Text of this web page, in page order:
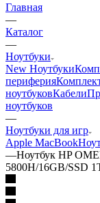
Главная
—
Каталог
—
Ноутбуки
New Ноутбуки
периферия
ноутбуковКабели
ноутбуков
—
Ноутбуки для игр
Apple MacBook
—Ноутбук HP
5800H/16GB/SSD